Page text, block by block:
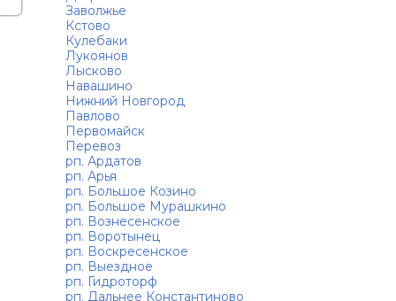
Заволжье
Кстово
Кулебаки
Лукоянов
Лысково
Навашино
Нижний Новгород
Павлово
Первомайск
Перевоз
рп. Ардатов
рп. Арья
рп. Большое Козино
рп. Большое Мурашкино
рп. Вознесенское
рп. Воротынец
рп. Воскресенское
рп. Выездное
рп. Гидроторф
рп. Дальнее Константиново